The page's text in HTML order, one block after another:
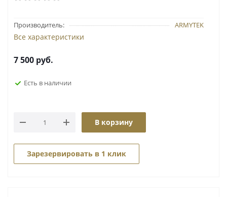
Производитель: ARMYTEK
Все характеристики
7 500 руб.
Есть в наличии
В корзину
Зарезервировать в 1 клик